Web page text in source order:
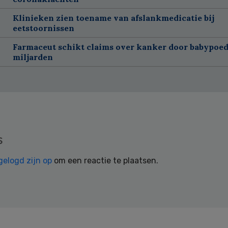
Klinieken zien toename van afslankmedicatie bij
eetstoornissen
Farmaceut schikt claims over kanker door
miljarden
zijn op om een reactie te plaatsen.